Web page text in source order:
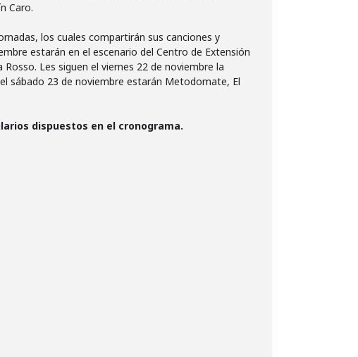
Caro.
los cuales compartirán sus canciones y
estarán en el escenario del Centro de Extensión
Les siguen el viernes 22 de noviembre la
sábado 23 de noviembre estarán Metodomate, El
dispuestos en el cronograma.